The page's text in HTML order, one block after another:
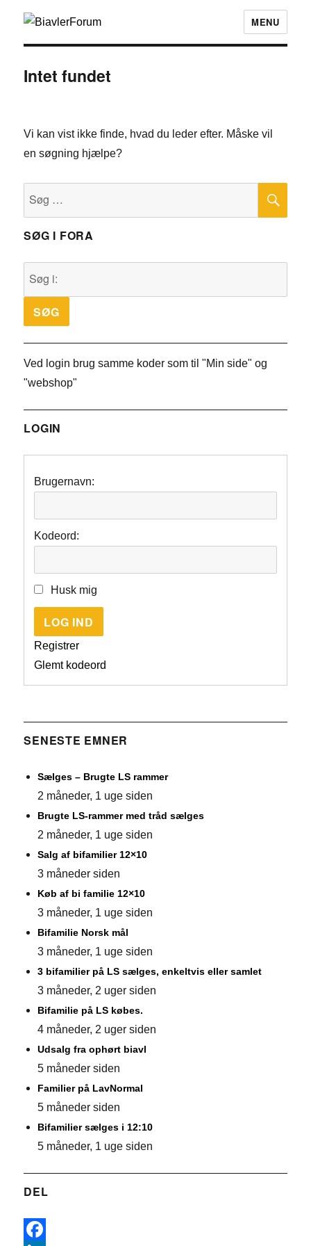
MENU
Intet fundet
Vi kan vist ikke finde, hvad du leder efter. Måske vil
en søgning hjælpe?
SØG I FORA
Ved login brug samme koder som til "Min side" og
"webshop"
LOGIN
Brugernavn:
Kodeord:
Husk mig
LOG IND
Registrer
Glemt kodeord
SENESTE EMNER
Sælges – Brugte LS rammer
2 måneder, 1 uge siden
Brugte LS-rammer med tråd sælges
2 måneder, 1 uge siden
Salg af bifamilier 12×10
3 måneder siden
Køb af bi familie 12×10
3 måneder, 1 uge siden
Bifamilie Norsk mål
3 måneder, 1 uge siden
3 bifamilier på LS sælges, enkeltvis eller samlet
3 måneder, 2 uger siden
Bifamilie på LS købes.
4 måneder, 2 uger siden
Udsalg fra ophørt biavl
5 måneder siden
Familier på LavNormal
5 måneder siden
Bifamilier sælges i 12:10
5 måneder, 1 uge siden
DEL